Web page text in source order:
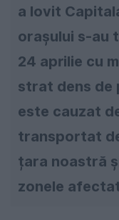
a lovit
orașului s-au
24 aprilie cu
strat dens de
este cauzat
transportat
țara noastră
zonele